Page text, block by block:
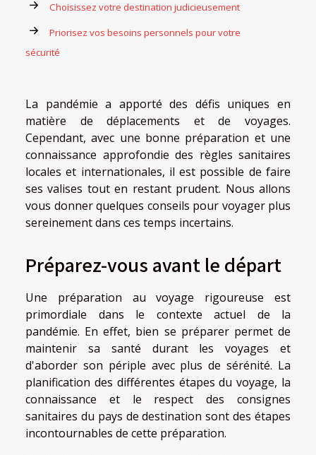
Choisissez votre destination judicieusement
Priorisez vos besoins personnels pour votre
sécurité
La pandémie a apporté des défis uniques en
matière de déplacements et de voyages.
Cependant, avec une bonne préparation et une
connaissance approfondie des règles sanitaires
locales et internationales, il est possible de faire
ses valises tout en restant prudent. Nous allons
vous donner quelques conseils pour voyager plus
sereinement dans ces temps incertains.
Préparez-vous avant le départ
Une préparation au voyage rigoureuse est
primordiale dans le contexte actuel de la
pandémie. En effet, bien se préparer permet de
maintenir sa santé durant les voyages et
d'aborder son périple avec plus de sérénité. La
planification des différentes étapes du voyage, la
connaissance et le respect des consignes
sanitaires du pays de destination sont des étapes
incontournables de cette préparation.